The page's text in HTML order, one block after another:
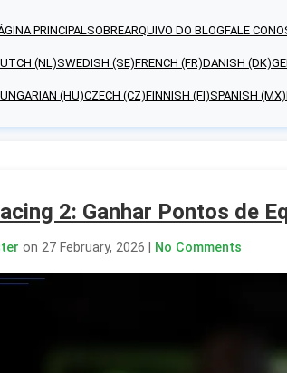
PRINCIPALSOBREARQUIVO DO BLOGFALE
(NL)SWEDISH (SE)FRENCH (FR)DANISH (DK)
(HU)CZECH (CZ)FINNISH (FI)SPANISH (MX)
2: Ganhar Pontos de
on 27 February, 2026 | No Comments